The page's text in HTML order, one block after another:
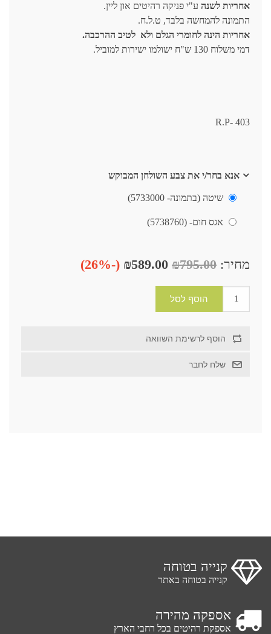
אחריות לשנה ע"י פניקה רהיטים און ליין.
התמונה להמחשה בלבד, ט.ל.ח.
אחריות הינה לחומרי הגלם ולא לטיב ההרכבה.
דמי משלוח 130 ש"ח ישולמו ישירות למוביל.
R.P- 403
אנא בחר/י את צבע השולחן המבוקש
שיטה (בתמונה- 5733000)
אגס חום- (5738760)
מחיר: ₪795.00
₪589.00
(-26%)
קנייה בטוחה
קנייה בטוחה באתר
אספקה מהירה
אספקת רהיטים בכל רחבי הארץ